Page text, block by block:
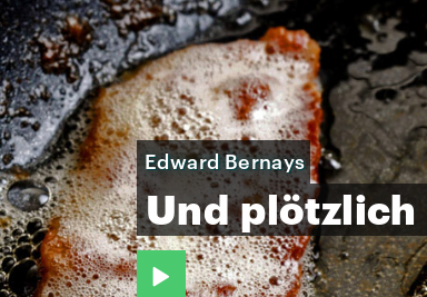
Edward Bernays
Und plötzlich